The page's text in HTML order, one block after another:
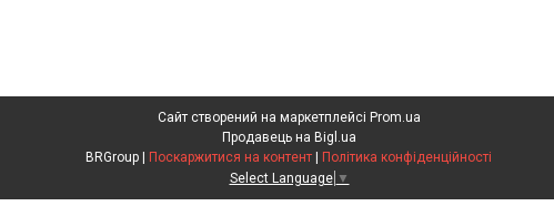
Сайт створений на маркетплейсі Prom.ua
Продавець на Bigl.ua
Поскаржитися на контент
Політика конфіденційності
Select Language ▼